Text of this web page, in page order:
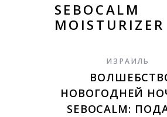
SEBOCALM
MOISTURIZER
ИЗРАИЛЬ
НОВОГОДНЕЙ
SEBOCALM: